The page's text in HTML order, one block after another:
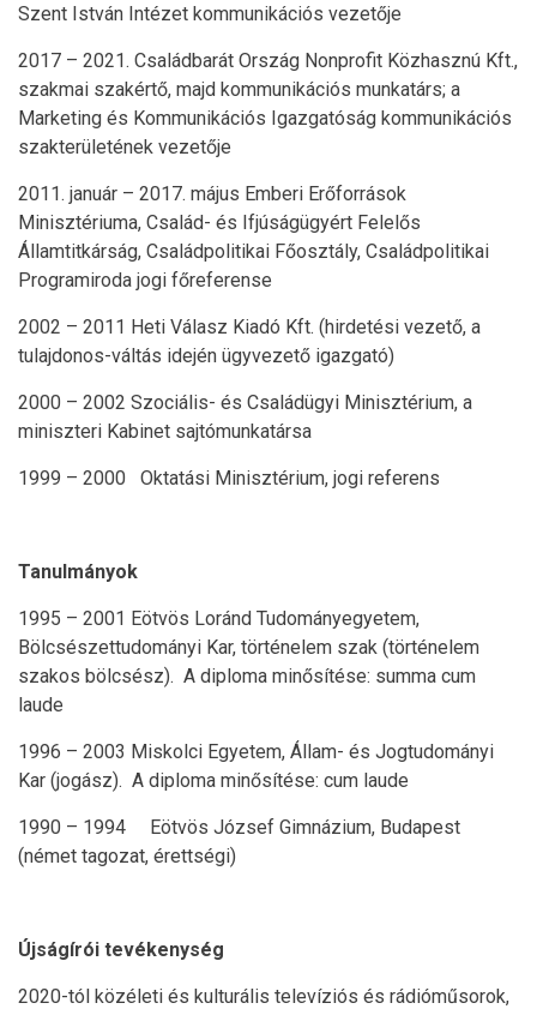
Szent István Intézet kommunikációs vezetője
2017 – 2021. Családbarát Ország Nonprofit Közhasznú Kft.,
szakmai szakértő, majd kommunikációs munkatárs; a
Marketing és Kommunikációs Igazgatóság kommunikációs
szakterületének vezetője
2011. január – 2017. május Emberi Erőforrások
Minisztériuma, Család- és Ifjúságügyért Felelős
Államtitkárság, Családpolitikai Főosztály, Családpolitikai
Programiroda jogi főreferense
2002 – 2011 Heti Válasz Kiadó Kft. (hirdetési vezető, a
tulajdonos-váltás idején ügyvezető igazgató)
2000 – 2002 Szociális- és Családügyi Minisztérium, a
miniszteri Kabinet sajtómunkatársa
1999 – 2000 Oktatási Minisztérium, jogi referens
Tanulmányok
1995 – 2001 Eötvös Loránd Tudományegyetem,
Bölcsészettudományi Kar, történelem szak (történelem
szakos bölcsész). A diploma minősítése: summa cum
laude
1996 – 2003 Miskolci Egyetem, Állam- és Jogtudományi
Kar (jogász). A diploma minősítése: cum laude
1990 – 1994 Eötvös József Gimnázium, Budapest
(német tagozat, érettségi)
Újságírói tevékenység
2020-tól közéleti és kulturális televíziós és rádióműsorok,